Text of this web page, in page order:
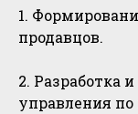
1.
продавцов.
2. Разработка
управления